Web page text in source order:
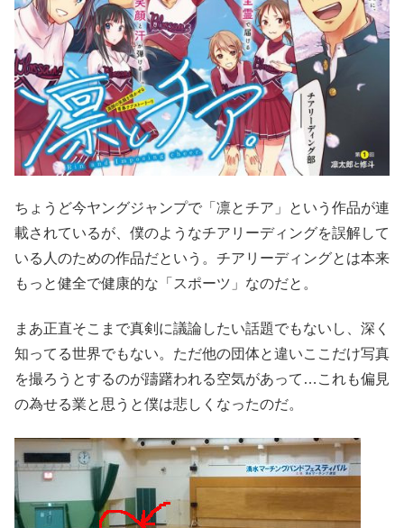
ちょうど今ヤングジャンプで「凛とチア」という作品が連
載されているが、僕のようなチアリーディングを誤解して
いる人のための作品だという。チアリーディングとは本来
もっと健全で健康的な「スポーツ」なのだと。
まあ正直そこまで真剣に議論したい話題でもないし、深く
知ってる世界でもない。ただ他の団体と違いここだけ写真
を撮ろうとするのが躊躇われる空気があって…これも偏見
の為せる業と思うと僕は悲しくなったのだ。